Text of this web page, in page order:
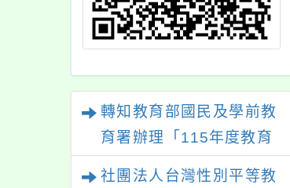
轉知教育部國民及學前教
育署辦理「115年度教育
社團法人台灣性別平等教
強高級工商職
辦理新北市112
技術型高中未
產業職業試探
轉知財團法人桃園市
長穩社福慈善基金會
基金會官網及i-Fare福
利好幫手平台相關社
會福利資訊，學校於